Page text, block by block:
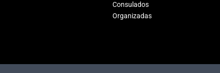
Consulados
Organizadas